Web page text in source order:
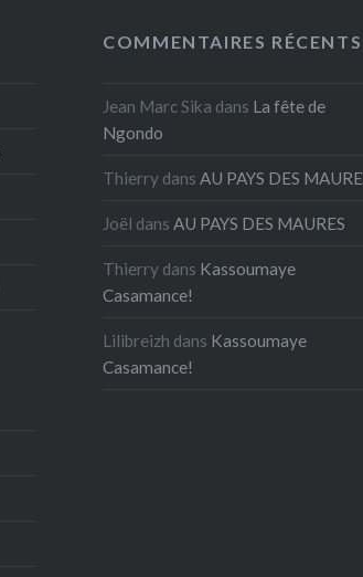
COMMENTAIRES RÉCENTS
Jean Marc Sika dans La fête de
Ngondo
Thierry dansAU PAYS DES
Joël dansAU PAYS DES MAURES
Thierry dans Kassoumaye
Casamance!
Lilibreizh dans Kassoumaye
Casamance!